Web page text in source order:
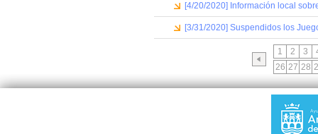
[4/20/2020] Información local
[3/31/2020] Suspendidos los
1 2 3
26 27 28